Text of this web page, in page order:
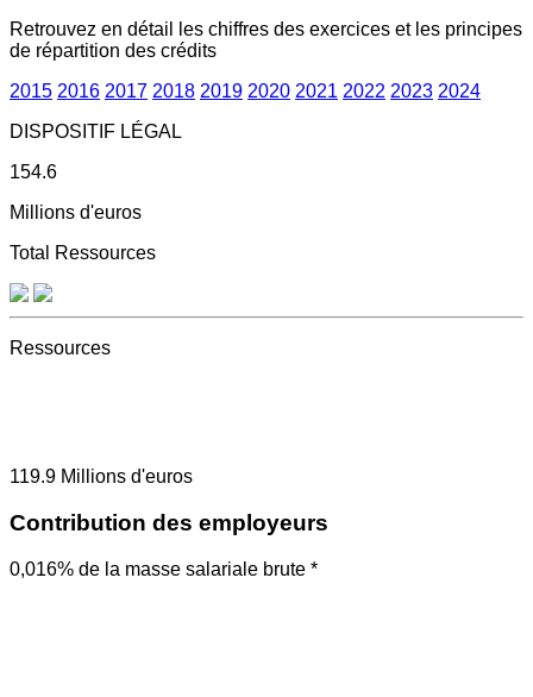
Retrouvez en détail les chiffres des exercices et les principes
de répartition des crédits
2015 2016 2017 2018 2019 2020 2021 2022 2023 2024
DISPOSITIF LÉGAL
154.6
Millions d'euros
Total Ressources
Ressources
119.9 Millions d'euros
Contribution des employeurs
0,016% de la masse salariale brute *